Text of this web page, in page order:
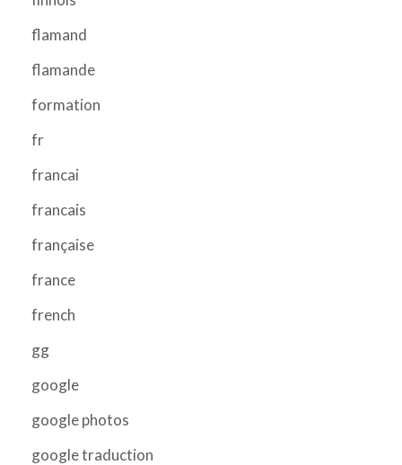
flamand
flamande
formation
fr
francai
francais
française
france
french
gg
google
google photos
google traduction